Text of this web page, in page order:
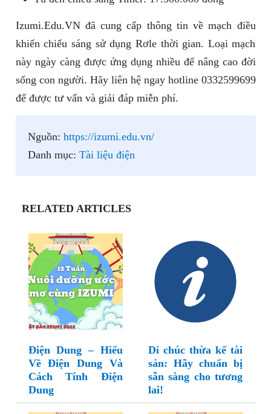
Izumi.Edu.VN đã cung cấp thông tin về mạch điều
khiển chiếu sáng sử dụng Rơle thời gian. Loại mạch
này ngày càng được ứng dụng nhiều để nâng cao đời
sống con người. Hãy liên hệ ngay hotline 0332599699
để được tư vấn và giải đáp miễn phí.
Nguồn: https://izumi.edu.vn/
Danh mục: Tài liệu điện
RELATED ARTICLES
Điện Dung – Hiểu
Về Điện Dung Và
Cách Tính Điện
Dung
Di chúc thừa kế tài
sản: Hãy chuẩn bị
sẵn sàng cho tương
lai!